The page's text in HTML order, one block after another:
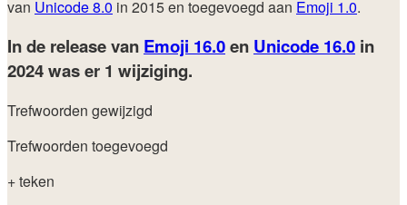
van Unicode 8.0 in 2015 en toegevoegd aan Emoji 1.0.
In de release van Emoji 16.0en Unicode 16.0 in
2024was er 1 wijziging.
Trefwoorden gewijzigd
Trefwoorden toegevoegd
+ teken